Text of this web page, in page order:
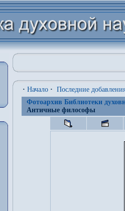
· Начало · Последние
Фотоархив Библиотеки
Античные философы